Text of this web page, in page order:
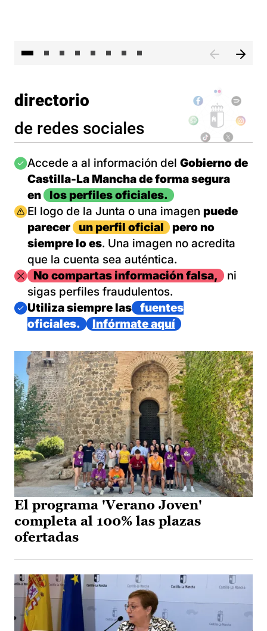
directorio
de redes sociales
Imagen
Accede a al información del Gobierno de
Castilla-La Mancha de forma segura
en
los perfiles oficiales.
Imagen
El logo de la Junta o una imagen puede
parecer
un perfil oficial
pero no
siempre lo es. Una imagen no acredita
que la cuenta sea auténtica.
ImagenNo compartas información falsa,
ni
sigas perfiles fraudulentos.
Imagen
Utiliza siempre las
fuentes
oficiales.
Infórmate aquí
El programa 'Verano Joven'
completa al 100% las plazas
ofertadas